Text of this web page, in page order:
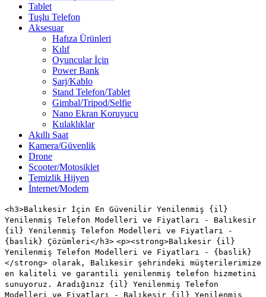
Tablet
Tuşlu Telefon
Aksesuar
Hafıza Ürünleri
Kılıf
Oyuncular İçin
Power Bank
Şarj/Kablo
Stand Telefon/Tablet
Gimbal/Tripod/Selfie
Nano Ekran Koruyucu
Kulaklıklar
Akıllı Saat
Kamera/Güvenlik
Drone
Scooter/Motosiklet
Temizlik Hijyen
İnternet/Modem
<h3>Balıkesir İçin En Güvenilir Yenilenmiş {il}
Yenilenmiş Telefon Modelleri ve Fiyatları - Balıkesir
{il} Yenilenmiş Telefon Modelleri ve Fiyatları -
{baslik} Çözümleri</h3> <p><strong>Balıkesir {il}
Yenilenmiş Telefon Modelleri ve Fiyatları - {baslik}
</strong> olarak, Balıkesir şehrindeki müşterilerimize
en kaliteli ve garantili yenilenmiş telefon hizmetini
sunuyoruz. Aradığınız {il} Yenilenmiş Telefon
Modelleri ve Fiyatları - Balıkesir {il} Yenilenmiş